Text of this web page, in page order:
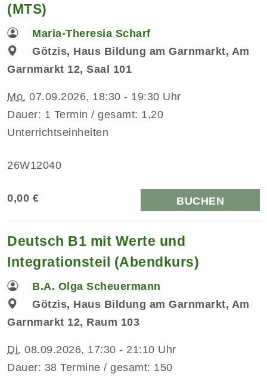
(MTS)
Maria-Theresia Scharf
Götzis, Haus Bildung am Garnmarkt, Am
Garnmarkt 12, Saal 101
Mo. 07.09.2026, 18:30 - 19:30 Uhr
Dauer: 1 Termin / gesamt: 1,20
Unterrichtseinheiten
26W12040
0,00 € BUCHEN
Deutsch B1 mit Werte und
Integrationsteil (Abendkurs)
B.A. Olga Scheuermann
Götzis, Haus Bildung am Garnmarkt, Am
Garnmarkt 12, Raum 103
Di. 08.09.2026, 17:30 - 21:10 Uhr
Dauer: 38 Termine / gesamt: 150